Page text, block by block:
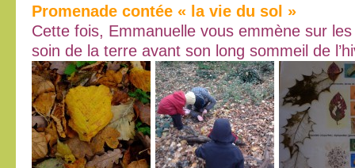
Promenade contée « la vie du sol »
Cette fois, Emmanuelle vous emmène sur
soin de la terre avant son long sommeil de